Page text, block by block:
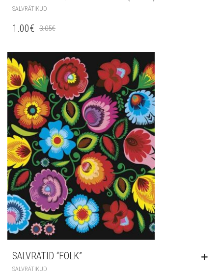
SALVRÄTIKUD
3.05€
1.00€
SALVRÄTID “FOLK”
SALVRÄTIKUD